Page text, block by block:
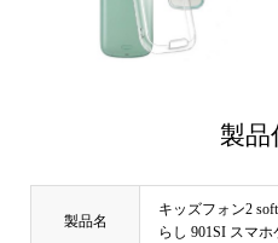
製品
製品名
キッズフォン2
らし 901SI スマホ